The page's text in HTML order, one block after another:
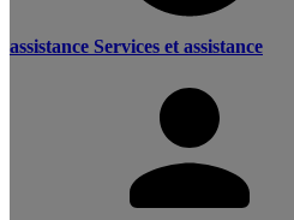
assistance Services et assistance